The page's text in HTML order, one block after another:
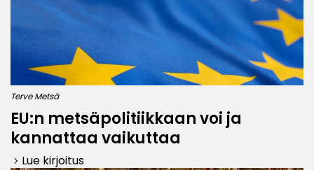
Terve Metsä
EU:n metsäpolitiikkaan voi ja
kannattaa vaikuttaa
keyboard_arrow_right Lue kirjoitus